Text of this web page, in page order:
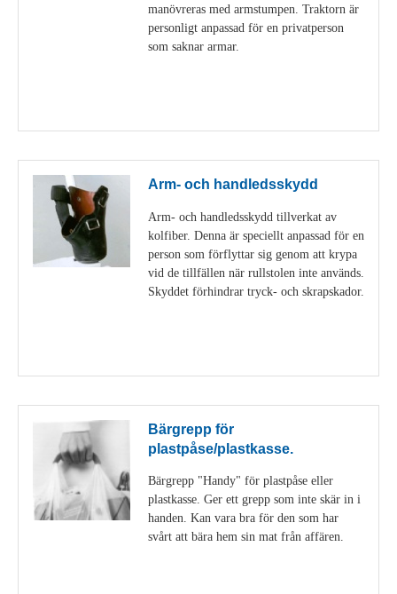
manövreras med armstumpen. Traktorn är
personligt anpassad för en privatperson
som saknar armar.
Arm- och handledsskydd
Arm- och handledsskydd tillverkat av
kolfiber. Denna är speciellt anpassad för en
person som förflyttar sig genom att krypa
vid de tillfällen när rullstolen inte används.
Skyddet förhindrar tryck- och skrapskador.
Bärgrepp för
plastpåse/plastkasse.
Bärgrepp "Handy" för plastpåse eller
plastkasse. Ger ett grepp som inte skär in i
handen. Kan vara bra för den som har
svårt att bära hem sin mat från affären.